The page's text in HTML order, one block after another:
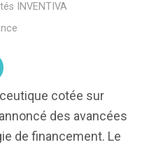
INVENTIVA
cotée sur
des avancées
de financement. Le